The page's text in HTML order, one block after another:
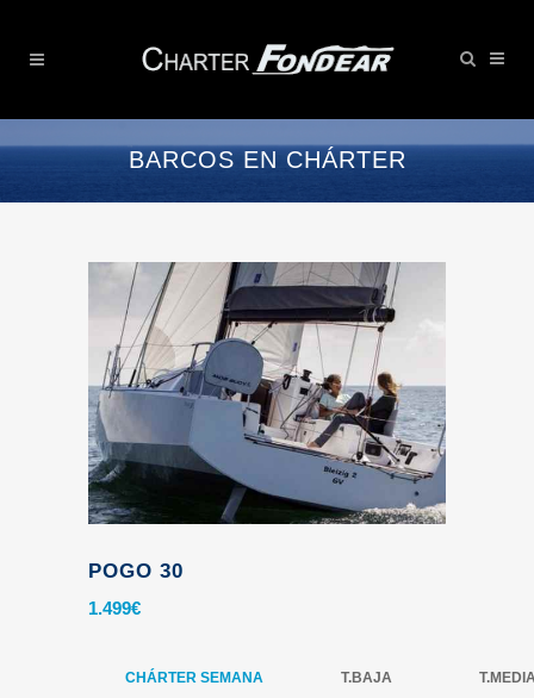
BARCOS EN CHÁRTER
POGO 30
1.499€
CHÁRTER SEMANA T.BAJA